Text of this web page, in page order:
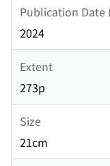
Publication Date
2024
Extent
273p
Size
21cm